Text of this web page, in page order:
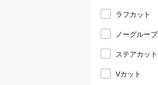
ラフカット
ノーグルーブ
ステアカット
Vカット